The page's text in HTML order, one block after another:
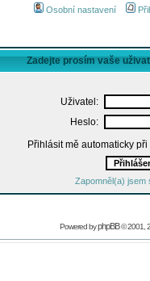
Osobní nastavení
Zadejte prosím vaše
Uživatel:
Heslo:
Přihlásit mě automaticky
Zapomněl(a) jsem
Powered byphpBB© 2001,